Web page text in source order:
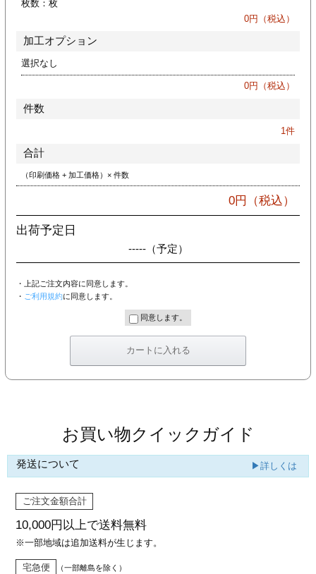
リーブ
枚数： 枚
0円（税込）
加工オプション
選択なし
0円（税込）
件数
1件
合計
（印刷価格 + 加工価格）× 件数
0円（税込）
出荷予定日
-----（予定）
・上記ご注文内容に同意します。
・ ご利用規約に同意します。
同意します。
お買い物クイックガイド
発送について ▶詳しくは
ご注文金額合計
10,000円以上で送料無料
※一部地域は追加送料が生じます。
宅急便 （一部離島を除く）